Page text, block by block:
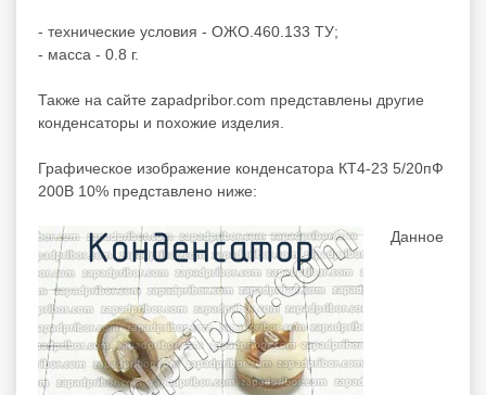
- технические условия - ОЖО.460.133 ТУ;
- масса - 0.8 г.
Также на сайте zapadpribor.com представлены другие
конденсаторы и похожие изделия.
Графическое изображение конденсатора КТ4-23 5/20пФ
200В 10% представлено ниже:
Данное